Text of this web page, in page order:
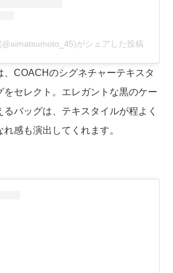
がシェアした投稿
、COACHのシグネチャーテキスタ
をセレクト。エレガントな黒のケー
バッグは、テキスタイルが程よく
感も演出してくれます。